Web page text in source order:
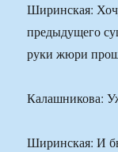
Ширинская:
предыдущего
руки жюри
Калашникова:
Ширинская: И